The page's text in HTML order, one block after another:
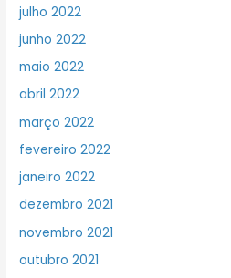
julho 2022
junho 2022
maio 2022
abril 2022
março 2022
fevereiro 2022
janeiro 2022
dezembro 2021
novembro 2021
outubro 2021